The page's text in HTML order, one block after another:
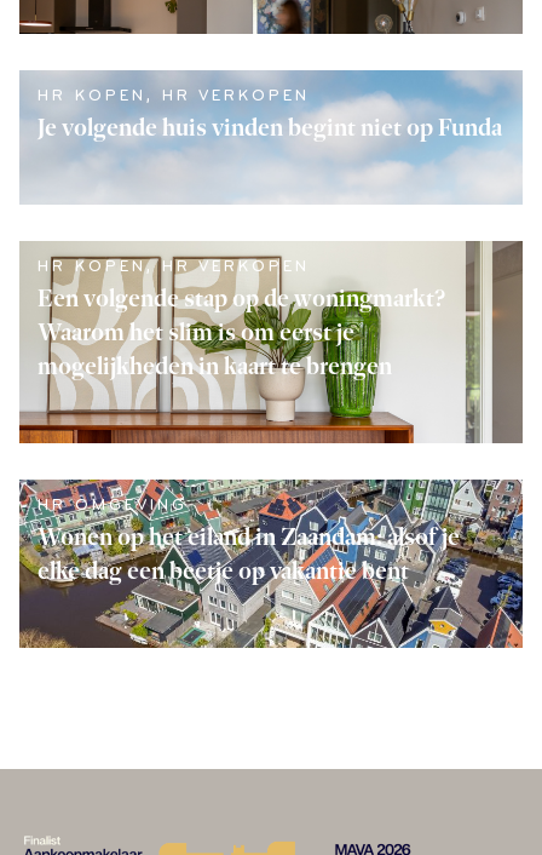
HR KOPEN , HR VERKOPEN
Je volgende huis vinden begint niet op Funda
HR KOPEN, HR VERKOPEN
Een volgende stap op de woningmarkt?
Waarom het slim is om eerst je
mogelijkheden in kaart te brengen
HR OMGEVING
Wonen op het eiland in Zaandam: alsof je
elke dag een beetje op vakantie bent